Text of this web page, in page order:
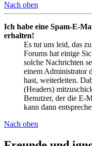
Nach oben
Ich habe eine Spam-E-
erhalten!
Es tut uns leid, das
Forums hat einige
solche Nachrichten
einem Administrator
hast, weiterleiten.
(Headers)
Benutzer, der die E-
kann dann
Nach oben